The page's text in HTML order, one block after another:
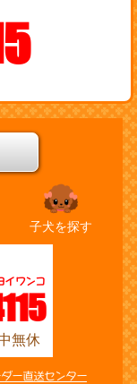
子犬を探す
イワンコ
無休
ー直送センター